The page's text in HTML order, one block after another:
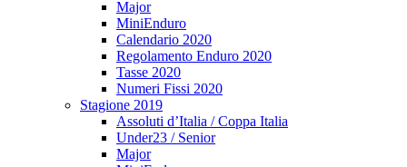
Major
MiniEnduro
Calendario 2020
Regolamento Enduro 2020
Tasse 2020
Numeri Fissi 2020
Stagione 2019
Assoluti d’Italia / Coppa Italia
Under23 / Senior
Major